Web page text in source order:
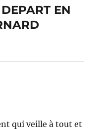
EN
qui veille à tout et